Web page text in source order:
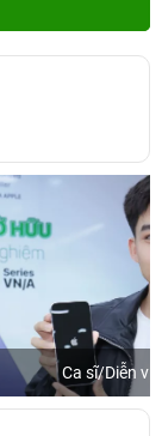
Ca sĩ/Diễn